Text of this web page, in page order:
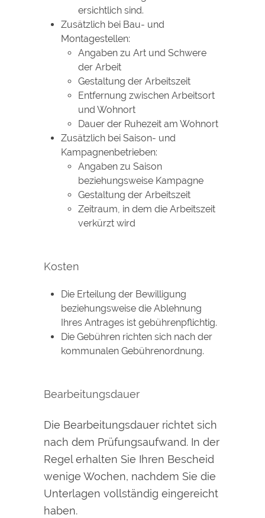
ersichtlich sind.
Zusätzlich bei Bau- und
Montagestellen:
Angaben zu Art und Schwere
der Arbeit
Gestaltung der Arbeitszeit
Entfernung zwischen Arbeitsort
und Wohnort
Dauer der Ruhezeit am Wohnort
Zusätzlich bei Saison- und
Kampagnenbetrieben:
Angaben zu Saison
beziehungsweise Kampagne
Gestaltung der Arbeitszeit
Zeitraum, in dem die Arbeitszeit
verkürzt wird
Kosten
Die Erteilung der Bewilligung
beziehungsweise die Ablehnung
Ihres Antrages ist gebührenpflichtig.
Die Gebühren richten sich nach der
kommunalen Gebührenordnung.
Bearbeitungsdauer
Die Bearbeitungsdauer richtet sich
nach dem Prüfungsaufwand. In der
Regel erhalten Sie Ihren Bescheid
wenige Wochen, nachdem Sie die
Unterlagen vollständig eingereicht
haben.